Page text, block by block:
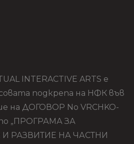
INTERACTIVE ARTS е
подкрепа на НФК във
на ДОГОВОР No VRCHKO-
по „ПРОГРАМА ЗА
РАЗВИТИЕ НА ЧАСТНИ